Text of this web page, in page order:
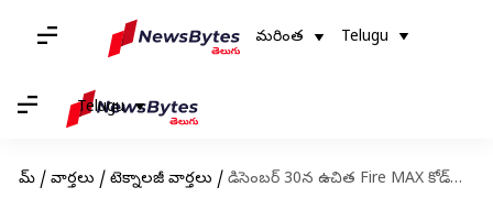
మరింత Telugu
Telugu
హోమ్ / వార్తలు / టెక్నాలజీ వార్తలు / డిసెంబర్ 30న ఉచిత Fire MAX కోడ్‌లు: ఎలా రీడీమ్ చేయాలి